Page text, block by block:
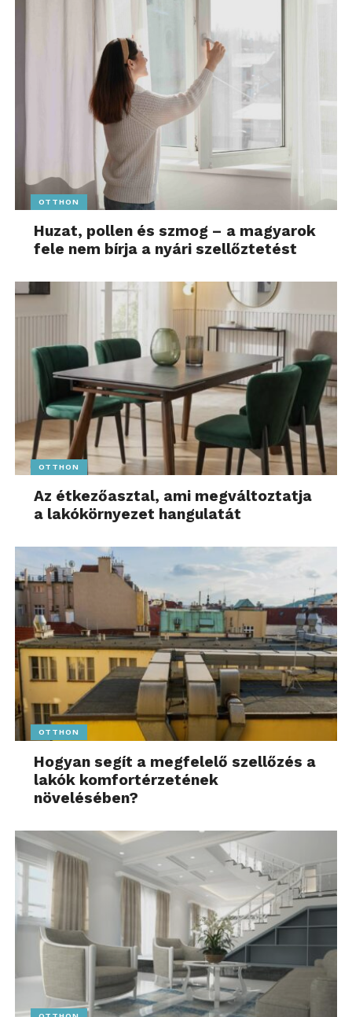
OTTHON
Huzat, pollen és szmog – a magyarok
fele nem bírja a nyári szellőztetést
OTTHON
Az étkezőasztal, ami megváltoztatja
a lakókörnyezet hangulatát
OTTHON
Hogyan segít a megfelelő szellőzés a
lakók komfortérzetének
növelésében?